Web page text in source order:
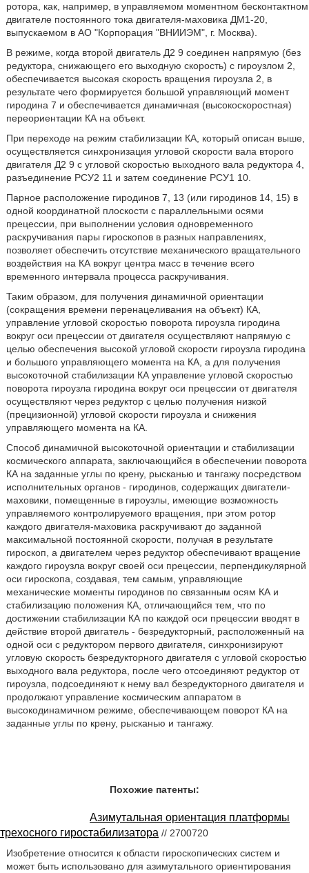
ротора, как, например, в управляемом моментном бесконтактном
двигателе постоянного тока двигателя-маховика ДМ1-20,
выпускаемом в АО "Корпорация "ВНИИЭМ", г. Москва).
В режиме, когда второй двигатель Д2 9 соединен напрямую (без
редуктора, снижающего его выходную скорость) с гироузлом 2,
обеспечивается высокая скорость вращения гироузла 2, в
результате чего формируется большой управляющий момент
гиродина 7 и обеспечивается динамичная (высокоскоростная)
переориентации КА на объект.
При переходе на режим стабилизации КА, который описан выше,
осуществляется синхронизация угловой скорости вала второго
двигателя Д2 9 с угловой скоростью выходного вала редуктора 4,
разъединение РСУ2 11 и затем соединение РСУ1 10.
Парное расположение гиродинов 7, 13 (или гиродинов 14, 15) в
одной координатной плоскости с параллельными осями
прецессии, при выполнении условия одновременного
раскручивания пары гироскопов в разных направлениях,
позволяет обеспечить отсутствие механического вращательного
воздействия на КА вокруг центра масс в течение всего
временного интервала процесса раскручивания.
Таким образом, для получения динамичной ориентации
(сокращения времени перенацеливания на объект) КА,
управление угловой скоростью поворота гироузла гиродина
вокруг оси прецессии от двигателя осуществляют напрямую с
целью обеспечения высокой угловой скорости гироузла гиродина
и большого управляющего момента на КА, а для получения
высокоточной стабилизации КА управление угловой скоростью
поворота гироузла гиродина вокруг оси прецессии от двигателя
осуществляют через редуктор с целью получения низкой
(прецизионной) угловой скорости гироузла и снижения
управляющего момента на КА.
Способ динамичной высокоточной ориентации и стабилизации
космического аппарата, заключающийся в обеспечении поворота
КА на заданные углы по крену, рысканью и тангажу посредством
исполнительных органов - гиродинов, содержащих двигатели-
маховики, помещенные в гироузлы, имеющие возможность
управляемого контролируемого вращения, при этом ротор
каждого двигателя-маховика раскручивают до заданной
максимальной постоянной скорости, получая в результате
гироскоп, а двигателем через редуктор обеспечивают вращение
каждого гироузла вокруг своей оси прецессии, перпендикулярной
оси гироскопа, создавая, тем самым, управляющие
механические моменты гиродинов по связанным осям КА и
стабилизацию положения КА, отличающийся тем, что по
достижении стабилизации КА по каждой оси прецессии вводят в
действие второй двигатель - безредукторный, расположенный на
одной оси с редуктором первого двигателя, синхронизируют
угловую скорость безредукторного двигателя с угловой скоростью
выходного вала редуктора, после чего отсоединяют редуктор от
гироузла, подсоединяют к нему вал безредукторного двигателя и
продолжают управление космическим аппаратом в
высокодинамичном режиме, обеспечивающем поворот КА на
заданные углы по крену, рысканью и тангажу.
Похожие патенты:
Азимутальная ориентация платформы
трехосного гиростабилизатора // 2700720
Изобретение относится к области гироскопических систем и
может быть использовано для азимутального ориентирования